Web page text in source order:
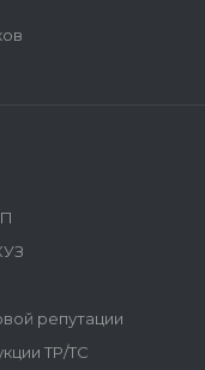
репутации
ТР/ТС